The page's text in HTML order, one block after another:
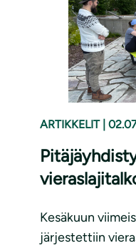
ARTIKKELIT
Kesäkuun
järjestettiin